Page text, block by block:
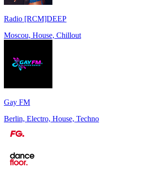
Radio [RCM]DEEP
Moscou, House, Chillout
Gay FM
Berlin, Electro, House, Techno